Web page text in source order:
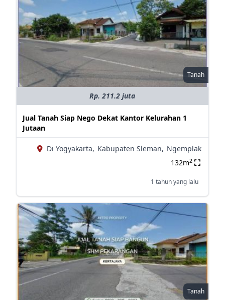
Tanah
Rp. 211.2 juta
Jual Tanah Siap Nego Dekat Kantor Kelurahan 1
Jutaan
Di Yogyakarta, Kabupaten Sleman, Ngemplak
132m2
1 tahun yang lalu
Tanah